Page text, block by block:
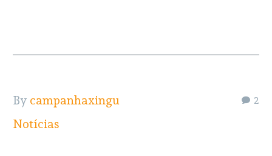
2
By campanhaxingu
Notícias